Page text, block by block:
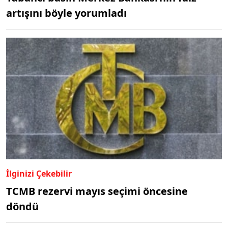
artışını böyle yorumladı
İlginizi Çekebilir
TCMB rezervi mayıs seçimi öncesine
döndü